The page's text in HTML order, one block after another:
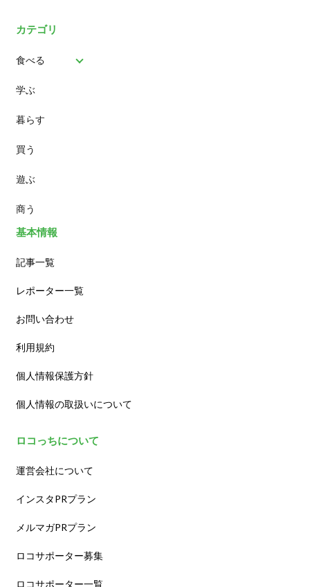
カテゴリ
食べる
パン
スイーツ
ランチ
カフェ
学ぶ
暮らす
買う
遊ぶ
商う
基本情報
記事一覧
レポーター一覧
お問い合わせ
利用規約
個人情報保護方針
個人情報の取扱いについて
ロコっちについて
運営会社について
インスタPRプラン
メルマガPRプラン
ロコサポーター募集
ロコサポーター一覧